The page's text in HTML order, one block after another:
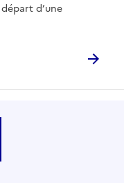
d’une